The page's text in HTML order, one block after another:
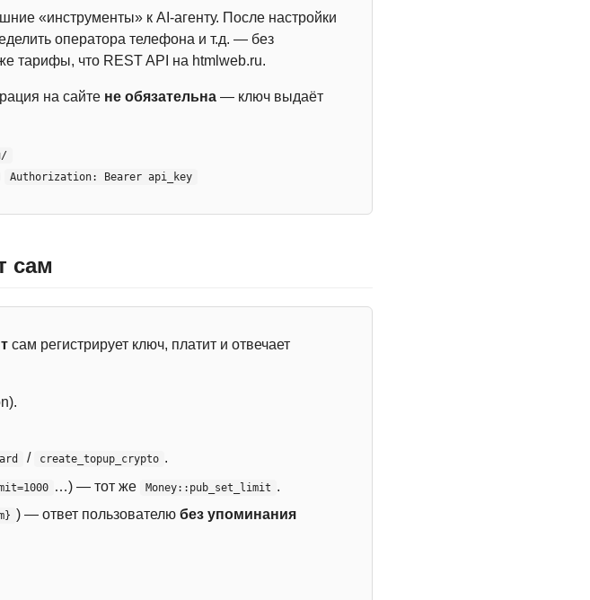
«инструменты» к AI-агенту. После настройки
оператора телефона и т.д. — без
тарифы, что REST API на htmlweb.ru.
на сайте не обязательна — ключ выдаёт
Authorization: Bearer api_key
сам
сам регистрирует ключ, платит и отвечает
/ create_topup_crypto .
…) — тот же Money::pub_set_limit .
) — ответ пользователю без упоминания